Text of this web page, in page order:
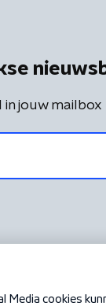
in jouw mailbox